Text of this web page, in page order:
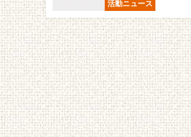
活動ニュース